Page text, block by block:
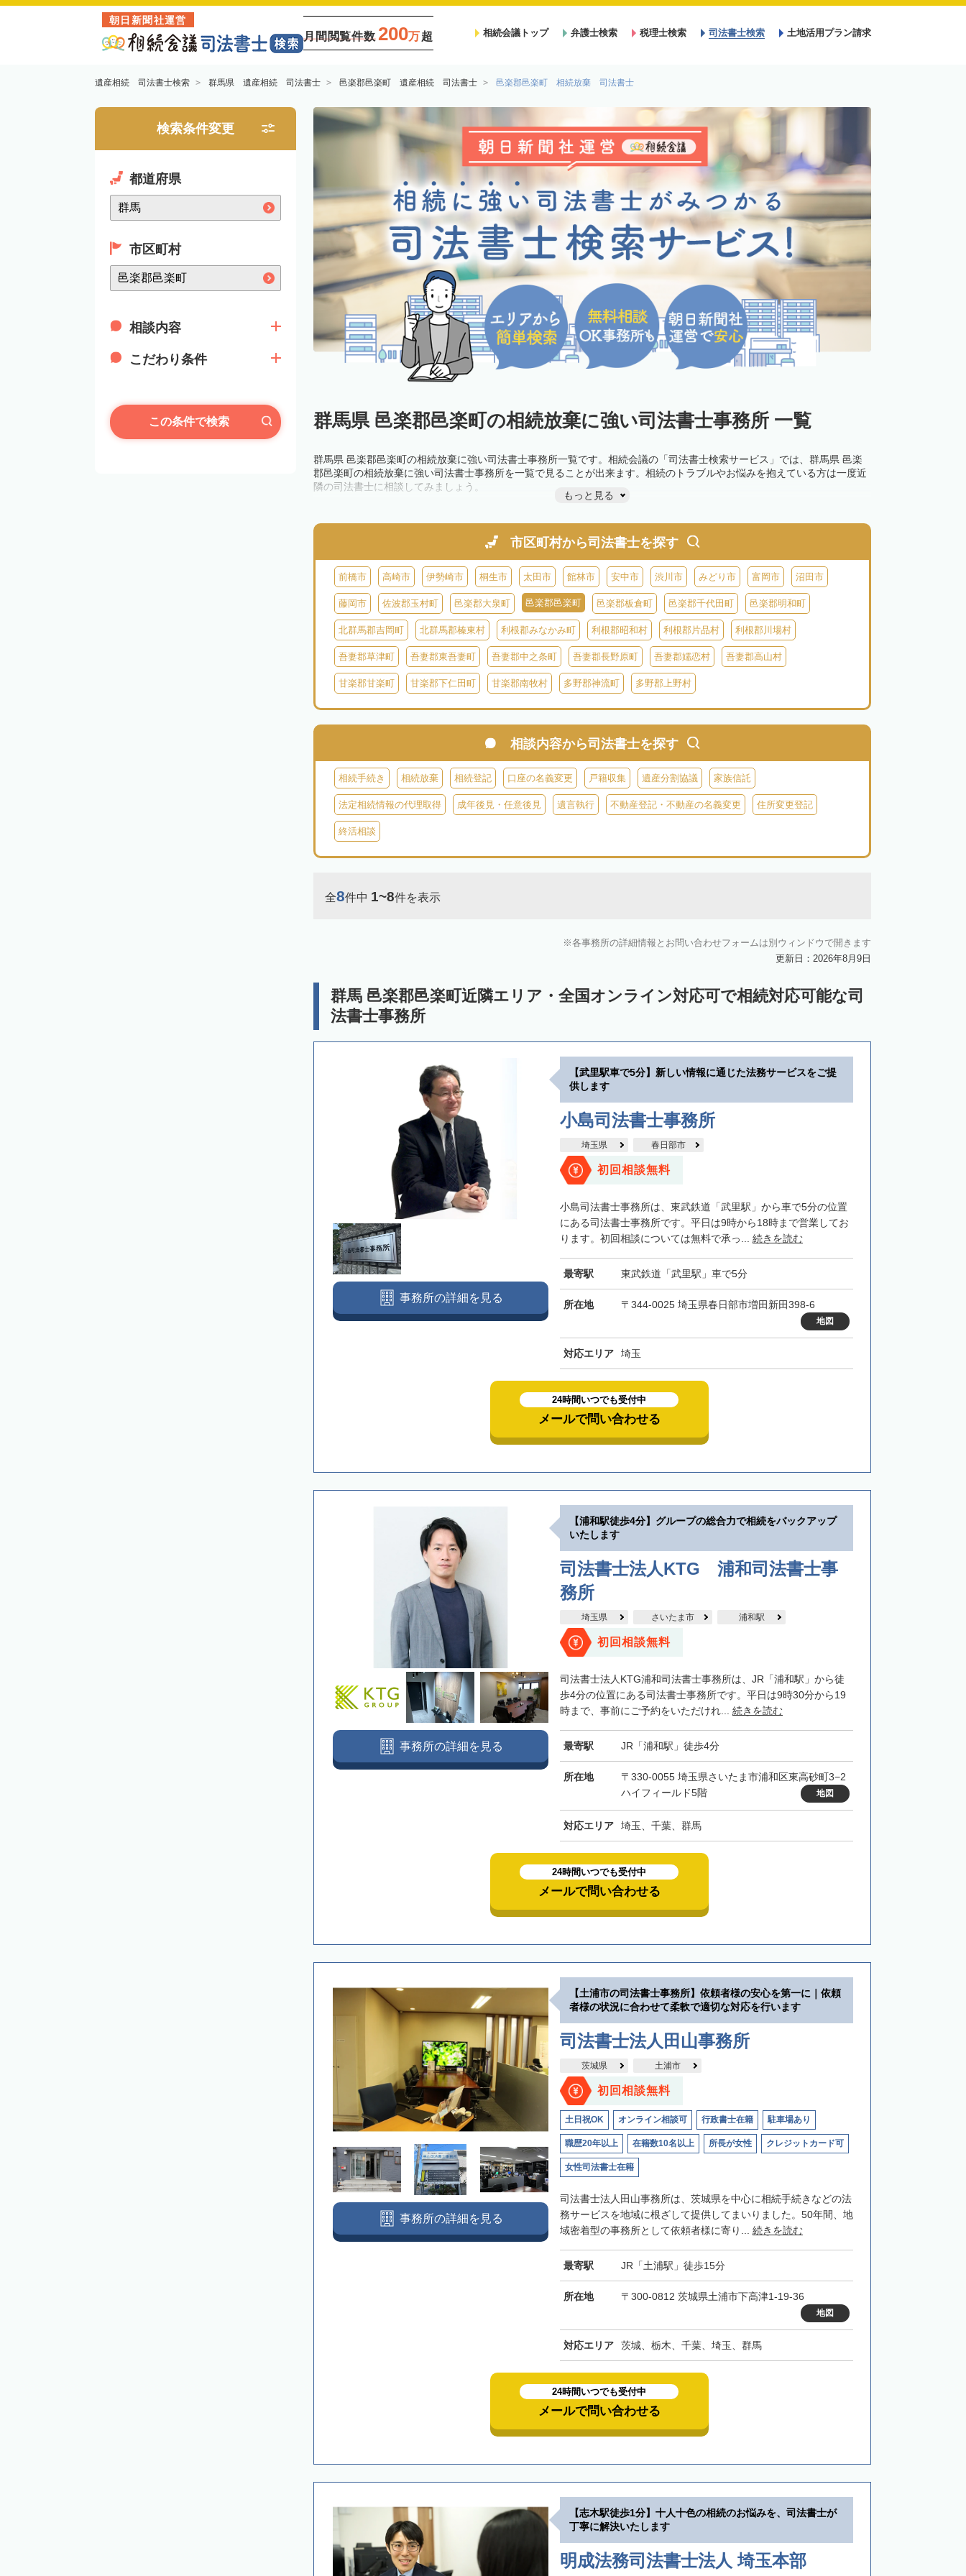
朝日新聞社運営
月間閲覧件数 200万超 相続会議トップ 弁護士検索 税理士検索 司法書士検索 土地活用プラン請求
遺産相続 司法書士検索 群馬県 遺産相続 司法書士 邑楽郡邑楽町 遺産相続 司法書士 邑楽郡邑楽町 相続放棄 司法書士
検索条件変更
都道府県
市区町村
相談内容
こだわり条件
この条件で検索 群馬県 邑楽郡邑楽町の相続放棄に強い司法書士事務所 一覧
群馬県 邑楽郡邑楽町の相続放棄に強い司法書士事務所一覧です。相続会議の「司法書士検索サービス」では、群馬県 邑楽
郡邑楽町の相続放棄に強い司法書士事務所を一覧で見ることが出来ます。相続のトラブルやお悩みを抱えている方は一度近
隣の司法書士に相談してみましょう。
もっと見る
市区町村から司法書士を探す
前橋市 高崎市 伊勢崎市 桐生市 太田市 館林市 安中市 渋川市 みどり市 富岡市 沼田市
藤岡市 佐波郡玉村町 邑楽郡大泉町 邑楽郡邑楽町 邑楽郡板倉町 邑楽郡千代田町 邑楽郡明和町
北群馬郡吉岡町 北群馬郡榛東村 利根郡みなかみ町 利根郡昭和村 利根郡片品村 利根郡川場村
吾妻郡草津町 吾妻郡東吾妻町 吾妻郡中之条町 吾妻郡長野原町 吾妻郡嬬恋村 吾妻郡高山村
甘楽郡甘楽町 甘楽郡下仁田町 甘楽郡南牧村 多野郡神流町 多野郡上野村
相談内容から司法書士を探す
相続手続き 相続放棄 相続登記 口座の名義変更 戸籍収集 遺産分割協議 家族信託
法定相続情報の代理取得 成年後見・任意後見 遺言執行 不動産登記・不動産の名義変更 住所変更登記
終活相談
全8件中 1~8件を表示
各事務所の詳細情報とお問い合わせフォームは別ウィンドウで開きます
更新日：2026年8月9日
群馬 邑楽郡邑楽町近隣エリア・全国オンライン対応可で相続対応可能な司
法書士事務所
【武里駅車で5分】新しい情報に通じた法務サービスをご提
供します
小島司法書士事務所
埼玉県 春日部市
初回相談無料
小島司法書士事務所は、東武鉄道「武里駅」から車で5分の位置
にある司法書士事務所です。平日は9時から18時まで営業してお
ります。初回相談については無料で承っ... 続きを読む
最寄駅 東武鉄道「武里駅」車で5分
所在地 〒344-0025 埼玉県春日部市増田新田398-6
地図
対応エリア 埼玉
事務所の詳細を見る
24時間いつでも受付中
メールで問い合わせる
【浦和駅徒歩4分】グループの総合力で相続をバックアップ
いたします
司法書士法人KTG 浦和司法書士事
務所
埼玉県 さいたま市 浦和駅
初回相談無料
司法書士法人KTG浦和司法書士事務所は、JR「浦和駅」から徒
歩4分の位置にある司法書士事務所です。平日は9時30分から19
時まで、事前にご予約をいただけれ... 続きを読む
最寄駅 JR「浦和駅」徒歩4分
所在地
〒330-0055 埼玉県さいたま市浦和区東高砂町3−2
ハイフィールド5階
地図
対応エリア 埼玉、千葉、群馬
事務所の詳細を見る
24時間いつでも受付中
メールで問い合わせる
【土浦市の司法書士事務所】依頼者様の安心を第一に｜依頼
者様の状況に合わせて柔軟で適切な対応を行います
司法書士法人田山事務所
茨城県 土浦市
初回相談無料
土日祝OK オンライン相談可 行政書士在籍 駐車場あり
職歴20年以上 在籍数10名以上 所長が女性 クレジットカード可
女性司法書士在籍
司法書士法人田山事務所は、茨城県を中心に相続手続きなどの法
務サービスを地域に根ざして提供してまいりました。50年間、地
域密着型の事務所として依頼者様に寄り... 続きを読む
最寄駅 JR「土浦駅」徒歩15分
所在地 〒300-0812 茨城県土浦市下高津1-19-36
地図
対応エリア 茨城、栃木、千葉、埼玉、群馬
事務所の詳細を見る
24時間いつでも受付中
メールで問い合わせる
【志木駅徒歩1分】十人十色の相続のお悩みを、司法書士が
丁寧に解決いたします
明成法務司法書士法人 埼玉本部